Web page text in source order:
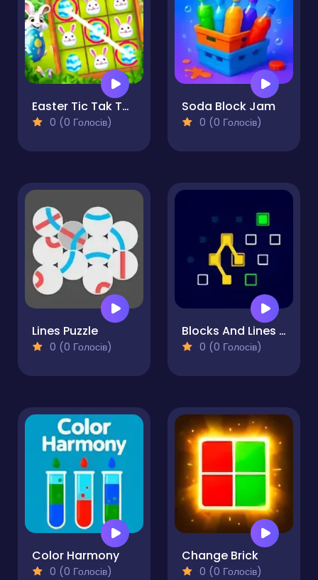
Easter Tic Tak Toe
0 (0 Голосів)
Soda Block Jam
0 (0 Голосів)
Lines Puzzle
0 (0 Голосів)
Blocks And Lines - Puzzle
0 (0 Голосів)
Color Harmony
0 (0 Голосів)
Change Brick
0 (0 Голосів)